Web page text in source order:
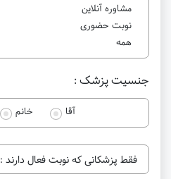
مشاوره آنلاین
نوبت حضوری
همه
جنسیت پزشک :
آقا خانم
فقط پزشکانی که نوبت فعال دارند :